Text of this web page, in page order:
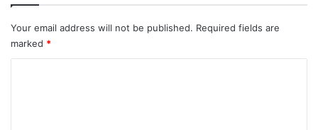
Your email address will not be published. Required fields are
marked *